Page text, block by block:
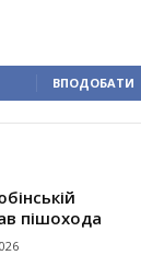
ВПОДОБАТИ
пішохода